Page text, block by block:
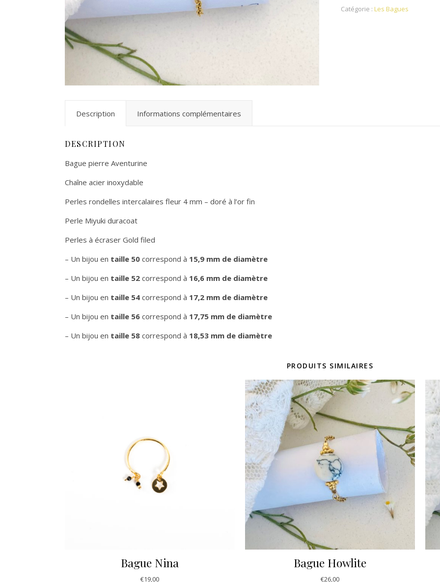
Catégorie : Les Bagues
Description Informations complémentaires
DESCRIPTION
Bague pierre Aventurine
Chaîne acier inoxydable
Perles rondelles intercalaires fleur 4 mm – doré à l’or fin
Perle Miyuki duracoat
Perles à écraser Gold filed
– Un bijou en taille 50 correspond à 15,9 mm de diamètre
– Un bijou en taille 52 correspond à 16,6 mm de diamètre
– Un bijou en taille 54 correspond à 17,2 mm de diamètre
– Un bijou en taille 56 correspond à 17,75 mm de diamètre
– Un bijou en taille 58 correspond à 18,53 mm de diamètre
PRODUITS SIMILAIRES
Bague Nina
€19,00
Bague Howlite
€26,00